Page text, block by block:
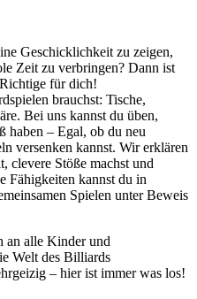
Geschicklichkeit zu zeigen,
Zeit zu verbringen? Dann ist
für dich!
brauchst: Tische,
Bei uns kannst du üben,
haben – Egal, ob du neu
versenken kannst. Wir erklären
clevere Stöße machst und
Fähigkeiten kannst du in
Spielen unter Beweis
an alle Kinder und
Welt des Billiards
– hier ist immer was los!